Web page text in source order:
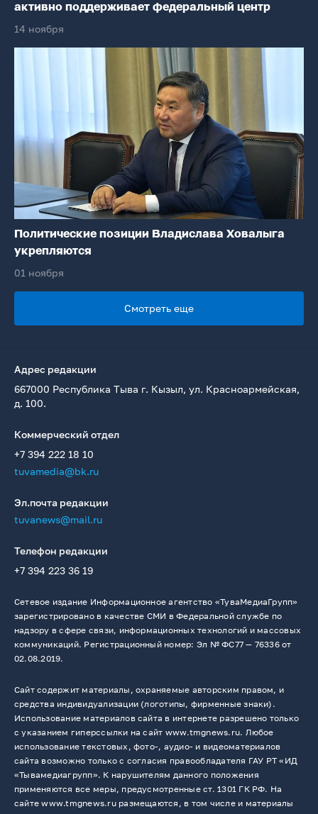
активно поддерживает федеральный центр
14 ноября
Политические позиции Владислава Ховалыга
укрепляются
01 ноября
Смотреть еще
Адрес редакции
667000 Республика Тыва г. Кызыл, ул. Красноармейская,
д. 100.
Коммерческий отдел
+7 394 222 18 10
tuvamedia@bk.ru
Эл.почта редакции
tuvanews@mail.ru
Телефон редакции
+7 394 223 36 19
Сетевое издание Информационное агентство «ТуваМедиаГрупп»
зарегистрировано в качестве СМИ в Федеральной службе по
надзору в сфере связи, информационных технологий и массовых
коммуникаций. Регистрационный номер: Эл № ФС77 — 76336 от
02.08.2019.
Сайт содержит материалы, охраняемые авторским правом, и
средства индивидуализации (логотипы, фирменные знаки).
Использование материалов сайта в интернете разрешено только
с указанием гиперссылки на сайт www.tmgnews.ru. Любое
использование текстовых, фото-, аудио- и видеоматериалов
сайта возможно только с согласия правообладателя ГАУ РТ «ИД
«Тывамедиагрупп». К нарушителям данного положения
применяются все меры, предусмотренные ст. 1301 ГК РФ. На
сайте www.tmgnews.ru размещаются, в том числе и материалы